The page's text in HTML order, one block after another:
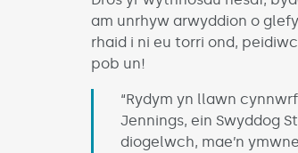
am unrhyw arwyddion o
rhaid i ni eu torri ond,
pob un!
“Rydym yn llawn
Jennings, ein Swyddog
diogelwch, mae’n